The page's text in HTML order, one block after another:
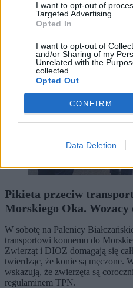
I want to opt-out of
Targeted Advertising.
Opted In
I want to opt-out of
and/or Sharing of my
Unrelated with the
collected.
Opted Out
CONFIRM
Data Deletion
Kraj
Pikieta przeciw
Morskiego Oka.
W sobotę na Palenicy
transportowi konnemu do
Zwierząt i DIOZ domagają się
twierdząc, że konie są męczone.
wskazują, że zwierzęta są
regulaminem TPN.